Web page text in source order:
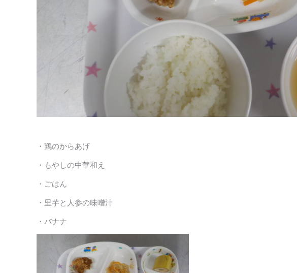
・鶏のからあげ
・もやしの中華和え
・ごはん
・里芋と人参の味噌汁
・バナナ